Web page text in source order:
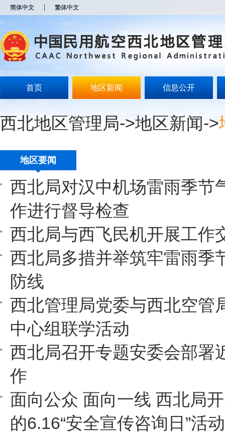
简体中文 繁体中文
首页 地区新闻 信息公开
西北地区管理局->地区新闻->
地区要闻
西北局对汉中机场雷雨季节
作进行督导检查
西北局与西飞民机开展工作
西北局多措并举筑牢雷雨季
防线
西北管理局党委与西北空管
中心组联学活动
西北局召开专题安委会部署
作
面向公众 面向一线 西北局
的6.16“安全宣传咨询日”活动
开
无
障
说
Alt
加
导